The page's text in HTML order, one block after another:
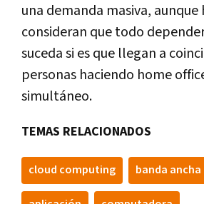
una demanda masiva, aunque
consideran que todo
suceda si es que llegan a
personas haciendo home
simultáneo.
TEMAS RELACIONADOS
cloud computing banda ancha